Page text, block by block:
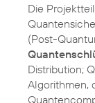
Die
(Post-
Distribution;
Algorithmen,